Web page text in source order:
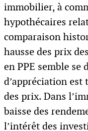
immobilier, à
hypothécaires
comparaison
hausse des prix
en PPE semble
d’appréciation
des prix. Dans
baisse des
l’intérêt des